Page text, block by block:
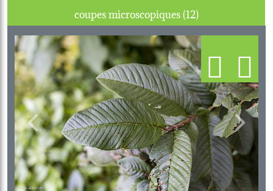
coupes microscopiques (12)
Previous Next